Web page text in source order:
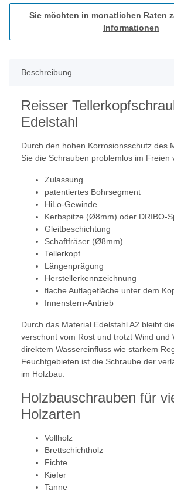
Sie möchten in monatlichen Raten
Informationen
Beschreibung
Reisser
Edelstahl
Durch den hohen Korrosionsschutz des
Sie die Schrauben problemlos im Freien
Zulassung
patentiertes Bohrsegment
HiLo-Gewinde
Kerbspitze (Ø8mm) oder DRIBO-
Gleitbeschichtung
Schaftfräser (Ø8mm)
Tellerkopf
Längenprägung
Herstellerkennzeichnung
flache Auflagefläche unter dem
Innenstern-Antrieb
Durch das Material Edelstahl A2 bleibt
verschont vom Rost und trotzt Wind und
direktem Wassereinfluss wie starkem
Feuchtgebieten ist die Schraube der
im Holzbau.
Holzbauschrauben für
Holzarten
Vollholz
Brettschichtholz
Fichte
Kiefer
Tanne